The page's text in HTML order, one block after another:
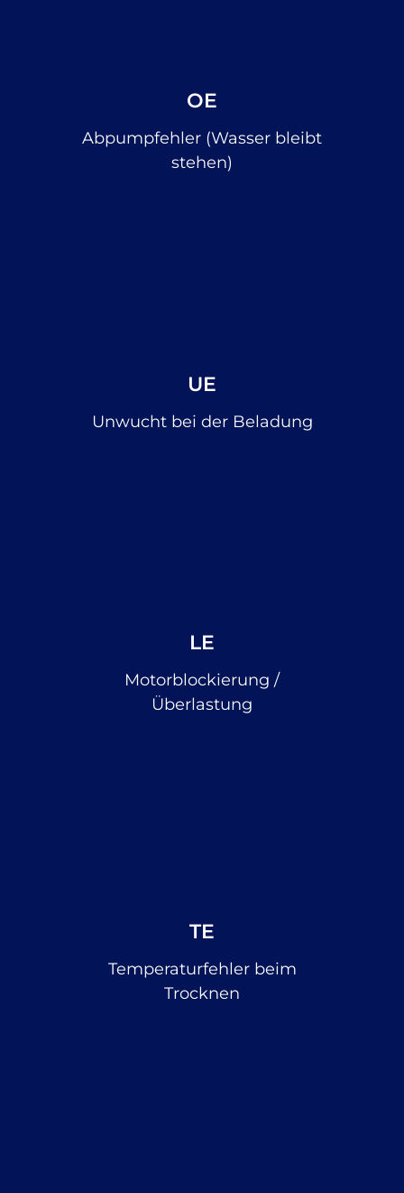
OE
Abpumpfehler (Wasser bleibt
stehen)
UE
Unwucht bei der Beladung
LE
Motorblockierung /
Überlastung
TE
Temperaturfehler beim
Trocknen